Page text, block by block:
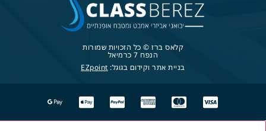
קלאס ברז © כל הזכויות שמורות
הנפח 7 כרמיאל
בניית אתר וקידום בגוגל: EZpoint